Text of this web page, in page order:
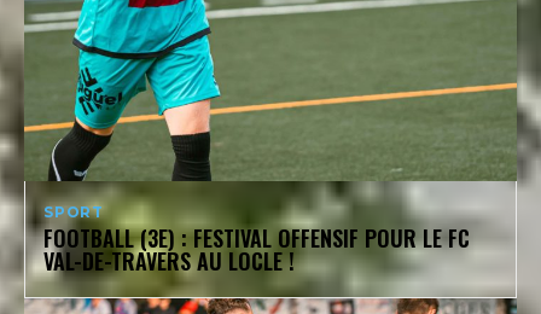
SPORT
FOOTBALL (3E) : FESTIVAL OFFENSIF POUR LE FC
VAL-DE-TRAVERS AU LOCLE !